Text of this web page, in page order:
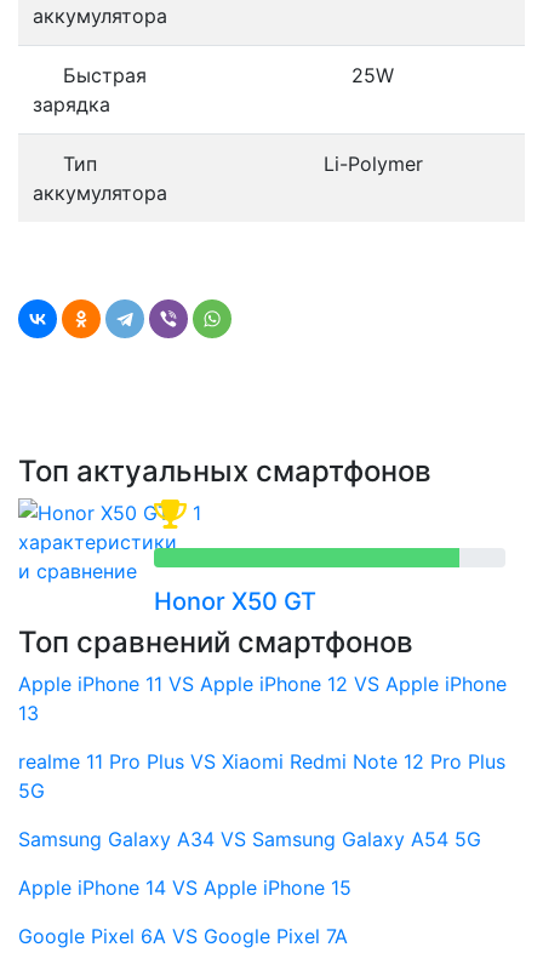
аккумулятора
Быстрая
зарядка
25W
Тип
аккумулятора
Li-Polymer
Топ актуальных смартфонов
1
Honor X50 GT
Топ сравнений смартфонов
Apple iPhone 11 VS Apple iPhone 12 VS Apple iPhone
13
realme 11 Pro Plus VS Xiaomi Redmi Note 12 Pro Plus
5G
Samsung Galaxy A34 VS Samsung Galaxy A54 5G
Apple iPhone 14 VS Apple iPhone 15
Google Pixel 6A VS Google Pixel 7A